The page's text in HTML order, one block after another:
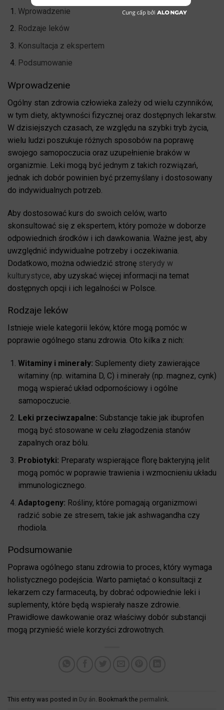
Wprowadzenie
Rodzaje leków
Konsultacja z ekspertem
Podsumowanie
Wprowadzenie
Ogólny stan zdrowia człowieka zależy od wielu czynników,
w tym diety, aktywności fizycznej oraz dostępnych lekarstw.
W dzisiejszych czasach, ze względu na szybki tryb życia,
wielu ludzi poszukuje różnych sposobów na poprawę
swojego samopoczucia oraz uzupełnienie braków w
organizmie. Leki mogą być jednym z takich rozwiązań,
jednak ich dobór powinien być przemyślany i dostosowany
do indywidualnych potrzeb.
Aby dostosować kurs do swoich celów, warto
skonsultować się z ekspertem, który pomoże w doborze
odpowiednich środków i ich dawkowania. Ważne jest, aby
uwzględnić indywidualne potrzeby i oczekiwania.
Dodatkowo, można odwiedzić stronę sterydy w
kulturystyce, aby uzyskać więcej informacji na temat
dostępnych opcji i ich legalności w Polsce.
Rodzaje leków
Istnieje wiele kategorii leków, które mogą pomóc w
poprawie ogólnego stanu zdrowia. Oto kilka z nich:
Witaminy i minerały: Suplementy diety zawierające
witaminy (np. witamina D, C) i minerały (np. magnez, cynk)
mogą wspierać układ odpornościowy i ogólne
samopoczucie.
Leki przeciwzapalne: Substancje takie jak ibuprofen
mogą być stosowane w celu złagodzenia stanów
zapalnych oraz bólu.
Probiotyki: Preparaty wspierające florę bakteryjną jelit
mogą pomóc w poprawie trawienia i wzmocnieniu układu
immunologicznego.
Adaptogeny: Rośliny, które pomagają organizmowi
radzić sobie ze stresem, takie jak ashwagandha czy
rhodiola.
Podsumowanie
Poprawa ogólnego stanu zdrowia to proces, który wymaga
holistycznego podejścia. Warto pamiętać o konsultacji z
lekarzem czy farmaceutą, by dobrać odpowiednie leki i
suplementy, które będą wspierały nasze zdrowie.
Prawidłowe dawkowanie oraz właściwy dobór substancji
mogą przynieść wiele korzyści zdrowotnych.
This entry was posted in Dự án. Bookmark the permalink.